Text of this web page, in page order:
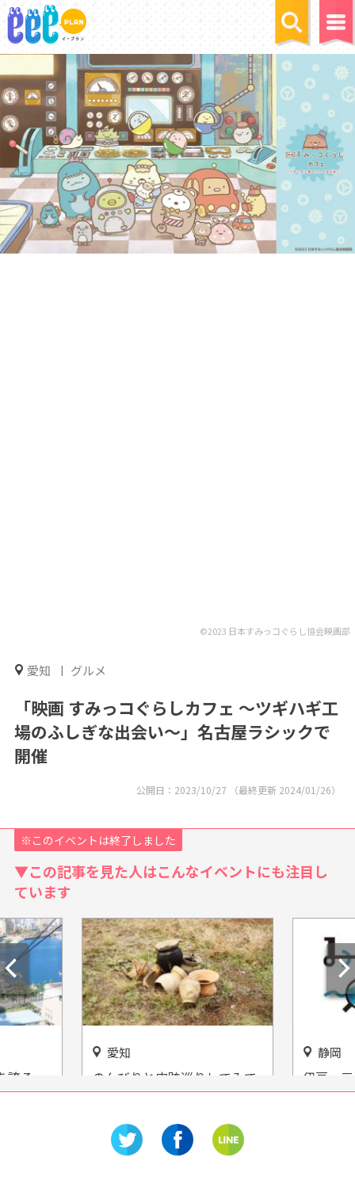
©2023 日本すみっコぐらし協会映画部
愛知 グルメ
「映画 すみっコぐらしカフェ ～ツギハギ工
場のふしぎな出会い～」名古屋ラシックで
開催
公開日： 2023/10/27 （最終更新 2024/01/26）
※このイベントは終了しました
▼この記事を見た人はこんなイベントにも注目し
ています
みて
跡公
静岡
伊豆・三津シーパラダイス
「みとしーラボ」7/17オープ
静岡
フルー
な楽園